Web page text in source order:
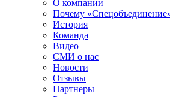
О компании
Почему
История
Команда
Видео
СМИ о нас
Новости
Отзывы
Партнеры